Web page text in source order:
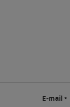
E-mail*